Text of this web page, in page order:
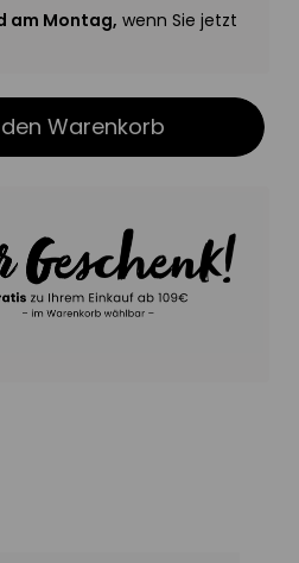
am Montag, wenn Sie jetzt
Warenkorb